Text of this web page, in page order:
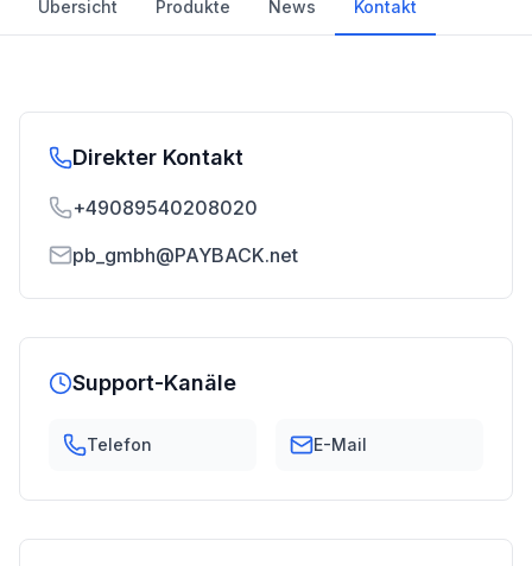
Übersicht Produkte News Kontakt
Direkter Kontakt
+49089540208020
pb_gmbh@PAYBACK.net
Support-Kanäle
Telefon E-Mail